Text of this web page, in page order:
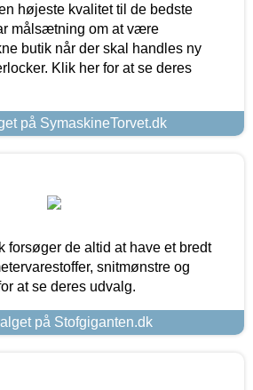
højeste kvalitet til de bedste
målsætning om at være
butik når der skal handles ny
Klik her for at se deres
på SymaskineTorvet.dk
forsøger de altid at have et bredt
snitmønstre og
at se deres udvalg.
på Stofgiganten.dk